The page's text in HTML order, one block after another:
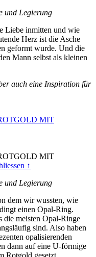
und Legierung
Liebe inmitten und wie
Herz ist die Asche
geformt wurde. Und die
Mann selbst als kleinen
auch eine Inspiration für
MIT
MIT
↑
und Legierung
dem wir wussten, wie
einen Opal-Ring.
die meisten Opal-Ringe
sind. Also haben
opalisierenden
dann auf eine U-förmige
Rotgold gesetzt.